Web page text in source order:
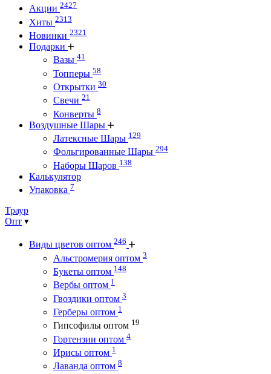
Акции 2427
Хиты 2313
Новинки 2321
Подарки
Вазы 41
Топперы 58
Открытки 30
Свечи 21
Конверты 8
Воздушные Шары
Латексные Шары 129
Фольгированные Шары 294
Наборы Шаров 138
Калькулятор
Упаковка 7
Траур
Опт
Виды цветов оптом 246
Альстромерия оптом 3
Букеты оптом 148
Вербы оптом 1
Гвоздики оптом 3
Герберы оптом 1
Гипсофилы оптом 19
Гортензии оптом 4
Ирисы оптом 1
Лаванда оптом 8